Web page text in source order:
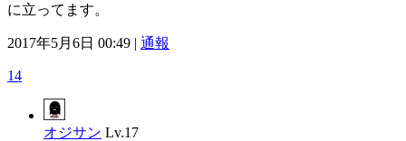
に立ってます。
2017年5月6日 00:49 | 通報
14
オジサン Lv.17